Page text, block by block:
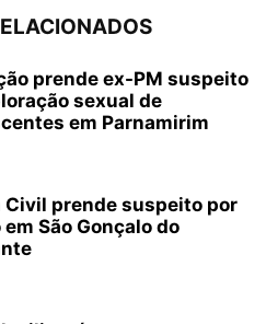
prende ex-PM suspeito
sexual de
em Parnamirim
Civil prende suspeito por
São Gonçalo do